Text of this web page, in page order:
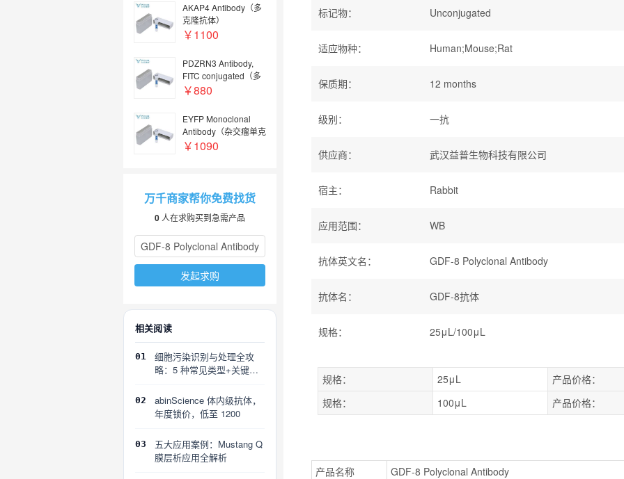
AKAP4 Antibody（多
克隆抗体）
￥1100
PDZRN3 Antibody,
FITC conjugated（多
克隆抗体；FITC偶
￥880
EYFP Monoclonal
Antibody（杂交瘤单克
隆抗体）
￥1090
万千商家帮你免费找货
0 人在求购买到急需产品
发起求购
相关阅读
01
细胞污染识别与处理全攻
略：5 种常见类型+关键误
02
abinScience 体内级抗体，
年度锁价，低至 1200
03
五大应用案例：Mustang Q
膜层析应用全解析
标记物： Unconjugated
适应物种： Human;Mouse;Rat
保质期： 12 months
级别： 一抗
供应商： 武汉益普生物科技有限公司
宿主： Rabbit
应用范围： WB
抗体英文名 ： GDF-8 Polyclonal Antibody
抗体名 ： GDF-8抗体
规格： 25μL/100μL
规格： 25μL 产品价格：
规格：
100μL 产品价格：
产品名称
GDF-8 Polyclonal Antibody